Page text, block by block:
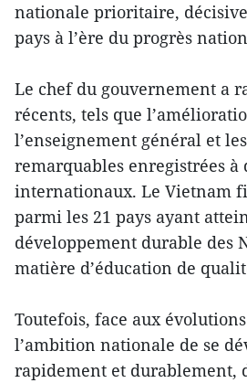
nationale prioritaire,
pays à l’ère du progrès
Le chef du gouvernement a
récents, tels que
l’enseignement général et
remarquables enregistrées à
internationaux. Le Vietnam
parmi les 21 pays ayant
développement durable des
matière d’éducation de
Toutefois, face aux
l’ambition nationale de se
rapidement et durablement,